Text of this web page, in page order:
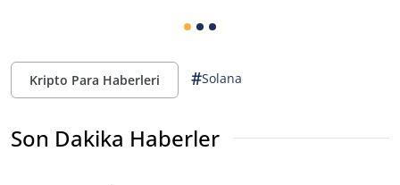
Kripto Para Haberleri #Solana
Son Dakika Haberler